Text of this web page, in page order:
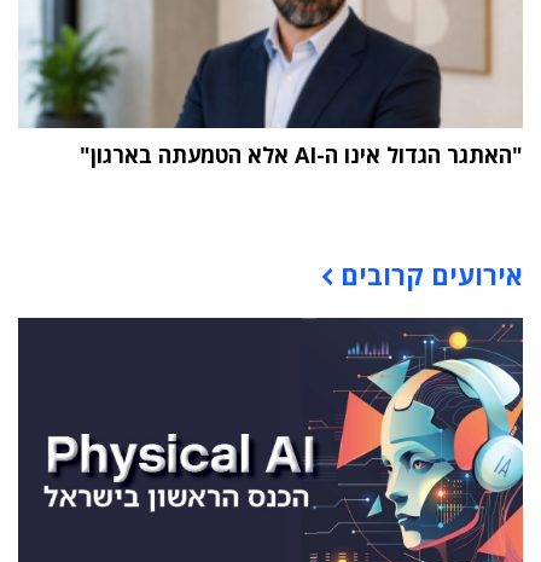
"האתגר הגדול אינו ה-AI אלא הטמעתה בארגון"
אירועים קרובים